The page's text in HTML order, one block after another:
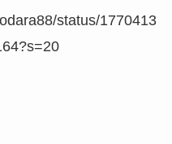
status/1770413